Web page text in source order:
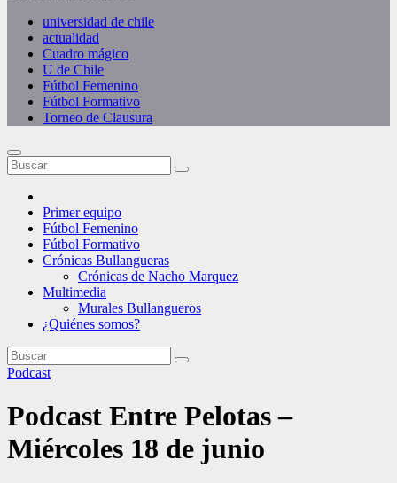
universidad de chile
actualidad
Cuadro mágico
U de Chile
Fútbol Femenino
Fútbol Formativo
Torneo de Clausura
Primer equipo
Fútbol Femenino
Fútbol Formativo
Crónicas Bullangueras
Crónicas de Nacho Marquez
Multimedia
Murales Bullangueros
¿Quiénes somos?
Podcast
Podcast Entre Pelotas –
Miércoles 18 de junio